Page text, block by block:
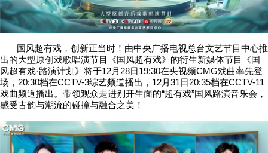
国风超有戏，创新正当时！由中央广播电视总台文艺节目中心推
出的大型原创戏歌唱演节目《国风超有戏》的衍生新媒体节目《国
风超有戏·路演计划》将于12月28日19:30在央视频CMG戏曲率先登
场，20:30档在CCTV-3综艺频道播出，12月31日20:35档在CCTV-11
戏曲频道播出。带领观众走进别开生面的“超有戏”国风路演音乐会，
感受古韵与潮流的碰撞与融合之美！